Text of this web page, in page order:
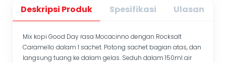
Deskripsi Produk Spesifikasi Ulasan
Mix kopi Good Day rasa Mocacinno dengan Rocksalt
Caramello dalam 1 sachet. Potong sachet bagian atas, dan
langsung tuang ke dalam gelas. Seduh dalam 150ml air